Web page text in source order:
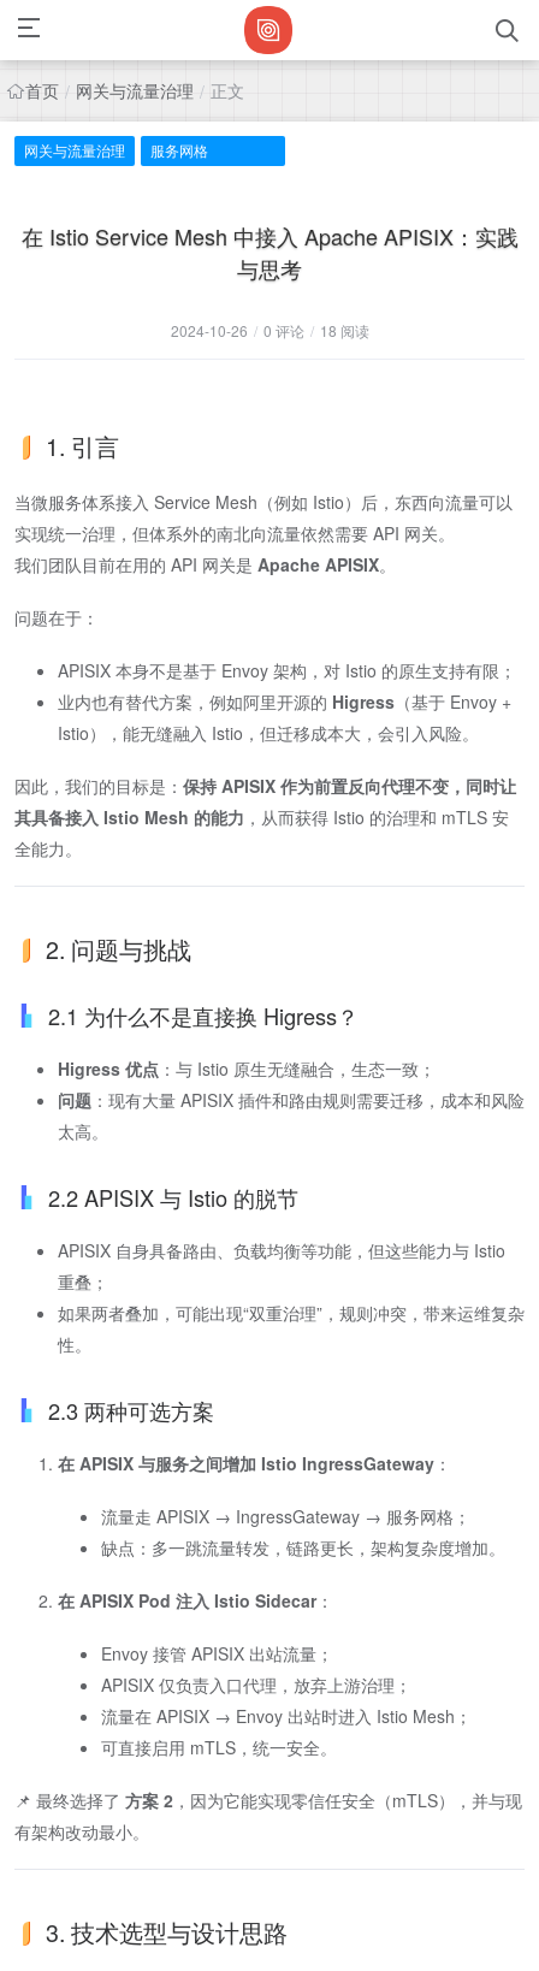
首页 / 网关与流量治理 / 正文
网关与流量治理 服务网格
在 Istio Service Mesh 中接入 Apache APISIX：实践
与思考
2024-10-26 / 0 评论 / 18 阅读
1. 引言
当微服务体系接入 Service Mesh（例如 Istio）后，东西向流量可以
实现统一治理，但体系外的南北向流量依然需要 API 网关。
我们团队目前在用的 API 网关是 Apache APISIX。
问题在于：
APISIX 本身不是基于 Envoy 架构，对 Istio 的原生支持有限；
业内也有替代方案，例如阿里开源的 Higress （基于 Envoy +
Istio），能无缝融入 Istio，但迁移成本大，会引入风险。
因此，我们的目标是： 保持 APISIX 作为前置反向代理不变，同时让
其具备接入 Istio Mesh 的能力 ，从而获得 Istio 的治理和 mTLS 安
全能力。
2. 问题与挑战
2.1 为什么不是直接换 Higress？
Higress 优点 ：与 Istio 原生无缝融合，生态一致；
问题 ：现有大量 APISIX 插件和路由规则需要迁移，成本和风险
太高。
2.2 APISIX 与 Istio 的脱节
APISIX 自身具备路由、负载均衡等功能，但这些能力与 Istio
重叠；
如果两者叠加，可能出现“双重治理”，规则冲突，带来运维复杂
性。
2.3 两种可选方案
在 APISIX 与服务之间增加 Istio IngressGateway ：
流量走 APISIX → IngressGateway → 服务网格；
缺点：多一跳流量转发，链路更长，架构复杂度增加。
在 APISIX Pod 注入 Istio Sidecar：
Envoy 接管 APISIX 出站流量；
APISIX 仅负责入口代理，放弃上游治理；
流量在 APISIX → Envoy 出站时进入 Istio Mesh；
可直接启用 mTLS，统一安全。
📌 最终选择了 方案 2 ，因为它能实现零信任安全（mTLS），并与现
有架构改动最小。
3. 技术选型与设计思路